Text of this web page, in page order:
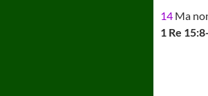
14 Ma
1 Re